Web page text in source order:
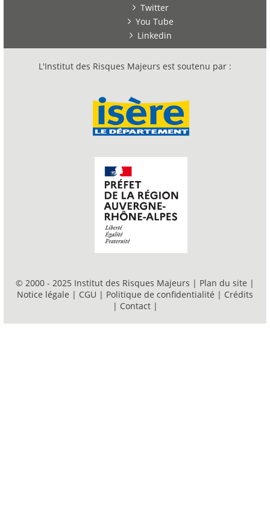
Twitter
You Tube
Linkedin
L'Institut des Risques Majeurs est soutenu par :
© 2000 - 2025 Institut des Risques Majeurs | Plan du site |
Notice légale | CGU | Politique de confidentialité | Crédits
| Contact |